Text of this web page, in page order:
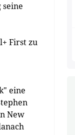
First zu
eine
New